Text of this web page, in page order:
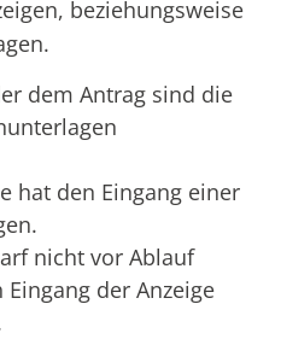
beziehungsweise
dem Antrag sind die
hat den Eingang einer
nicht vor Ablauf
der Anzeige